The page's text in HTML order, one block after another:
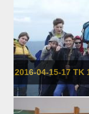
2016-04-15-17 TK